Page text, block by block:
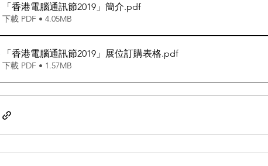
「香港電腦通訊節2019」簡介.pdf
下載 PDF • 4.05MB
「香港電腦通訊節2019」展位訂購表格.pdf
下載 PDF • 1.57MB